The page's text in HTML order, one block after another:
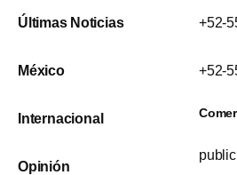
Últimas Noticias
México
Internacional
Opinión
+52-
+52-